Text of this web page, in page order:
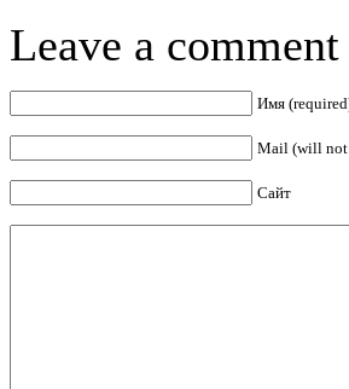
Leave a comment
Имя
Mail (will not
Сайт